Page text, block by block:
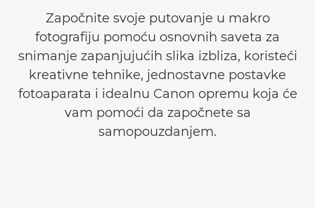
Započnite svoje putovanje u makro
fotografiju pomoću osnovnih saveta za
snimanje zapanjujućih slika izbliza, koristeći
kreativne tehnike, jednostavne postavke
fotoaparata i idealnu Canon opremu koja će
vam pomoći da započnete sa
samopouzdanjem.